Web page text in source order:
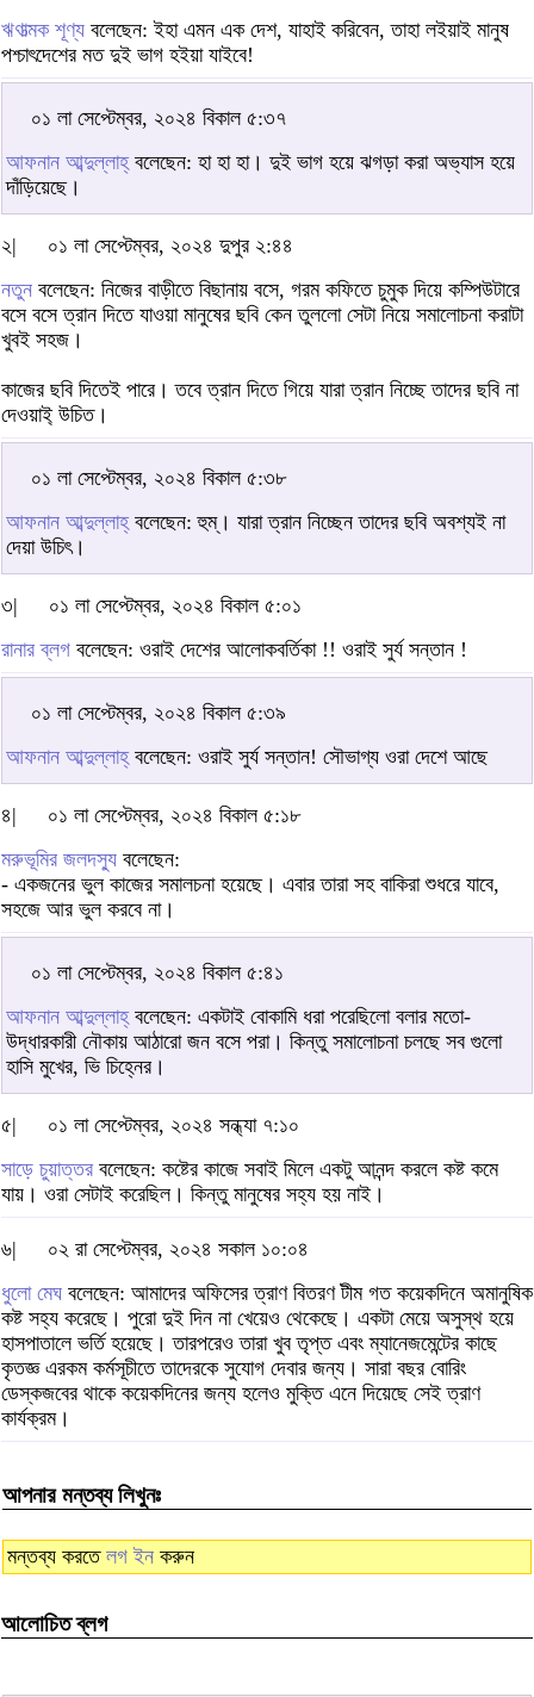
ঋণাত্মক শূণ্য বলেছেন: ইহা এমন এক দেশ, যাহাই করিবেন, তাহা লইয়াই মানুষ
পশ্চাৎদেশের মত দুই ভাগ হইয়া যাইবে!
০১ লা সেপ্টেম্বর, ২০২৪ বিকাল ৫:৩৭
আফনান আব্দুল্লাহ্ বলেছেন: হা হা হা। দুই ভাগ হয়ে ঝগড়া করা অভ্যাস হয়ে
দাঁড়িয়েছে।
২|
০১ লা সেপ্টেম্বর, ২০২৪ দুপুর ২:৪৪
নতুন বলেছেন: নিজের বাড়ীতে বিছানায় বসে, গরম কফিতে চুমুক দিয়ে কম্পিউটারে
বসে বসে ত্রান দিতে যাওয়া মানুষের ছবি কেন তুললো সেটা নিয়ে সমালোচনা করাটা
খুবই সহজ।
কাজের ছবি দিতেই পারে। তবে ত্রান দিতে গিয়ে যারা ত্রান নিচ্ছে তাদের ছবি না
দেওয়াই্ উচিত।
০১ লা সেপ্টেম্বর, ২০২৪ বিকাল ৫:৩৮
আফনান আব্দুল্লাহ্ বলেছেন: হুম্। যারা ত্রান নিচ্ছেন তাদের ছবি অবশ্যই না
দেয়া উচিৎ।
৩|
০১ লা সেপ্টেম্বর, ২০২৪ বিকাল ৫:০১
রানার ব্লগ বলেছেন: ওরাই দেশের আলোকবর্তিকা !! ওরাই সুর্য সন্তান !
০১ লা সেপ্টেম্বর, ২০২৪ বিকাল ৫:৩৯
আফনান আব্দুল্লাহ্ বলেছেন: ওরাই সুর্য সন্তান! সৌভাগ্য ওরা দেশে আছে
৪|
০১ লা সেপ্টেম্বর, ২০২৪ বিকাল ৫:১৮
মরুভূমির জলদস্যু বলেছেন:
- একজনের ভুল কাজের সমালচনা হয়েছে। এবার তারা সহ বাকিরা শুধরে যাবে,
সহজে আর ভুল করবে না।
০১ লা সেপ্টেম্বর, ২০২৪ বিকাল ৫:৪১
আফনান আব্দুল্লাহ্ বলেছেন: একটাই বোকামি ধরা পরেছিলো বলার মতো-
উদ্ধারকারী নৌকায় আঠারো জন বসে পরা। কিন্তু সমালোচনা চলছে সব গুলো
হাসি মুখের, ভি চিহ্নের।
৫|
০১ লা সেপ্টেম্বর, ২০২৪ সন্ধ্যা ৭:১০
সাড়ে চুয়াত্তর বলেছেন: কষ্টের কাজে সবাই মিলে একটু আনন্দ করলে কষ্ট কমে
যায়। ওরা সেটাই করেছিল। কিন্তু মানুষের সহ্য হয় নাই।
৬|
০২ রা সেপ্টেম্বর, ২০২৪ সকাল ১০:০৪
ধুলো মেঘ বলেছেন: আমাদের অফিসের ত্রাণ বিতরণ টীম গত কয়েকদিনে অমানুষিক
কষ্ট সহ্য করেছে। পুরো দুই দিন না খেয়েও থেকেছে। একটা মেয়ে অসুস্থ হয়ে
হাসপাতালে ভর্তি হয়েছে। তারপরেও তারা খুব তৃপ্ত এবং ম্যানেজমেন্টের কাছে
কৃতজ্ঞ এরকম কর্মসূচীতে তাদেরকে সুযোগ দেবার জন্য। সারা বছর বোরিং
ডেস্কজবের থাকে কয়েকদিনের জন্য হলেও মুক্তি এনে দিয়েছে সেই ত্রাণ
কার্যক্রম।
আপনার মন্তব্য লিখুনঃ
মন্তব্য করতে লগ ইন করুন
আলোচিত ব্লগ